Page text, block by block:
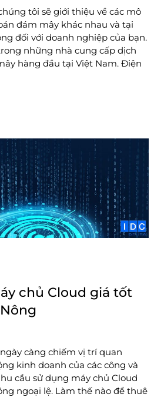
tôi sẽ giới thiệu về các mô
đám mây khác nhau và tại
đối với doanh nghiệp của bạn.
những nhà cung cấp dịch
hàng đầu tại Việt Nam. Điện
chủ Cloud giá tốt
càng chiếm vị trí quan
kinh doanh của các công và
cầu sử dụng máy chủ Cloud
ngoại lệ. Làm thế nào để thuê